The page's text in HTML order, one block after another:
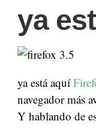
ya
ya está aquí
navegador más
Y hablando de